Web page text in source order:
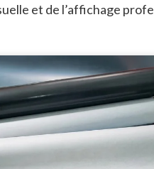
et de l’affichage